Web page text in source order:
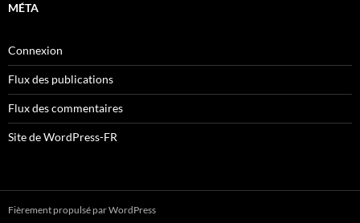
MÉTA
Connexion
Flux des publications
Flux des commentaires
Site de WordPress-FR
Fièrement propulsé par WordPress